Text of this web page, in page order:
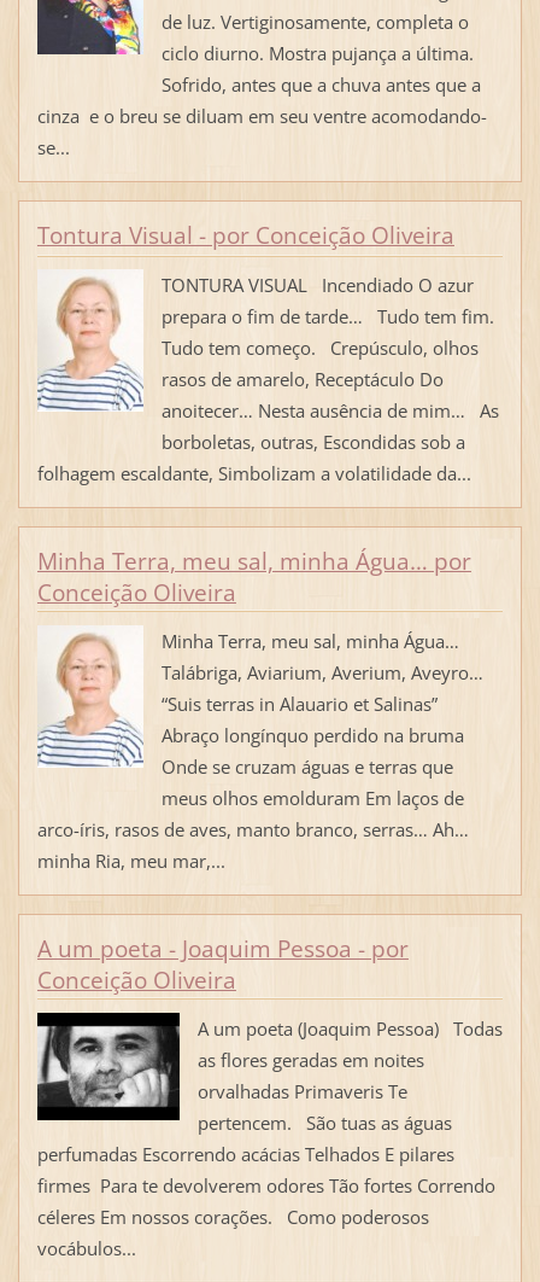
de luz. Vertiginosamente, completa o
ciclo diurno. Mostra pujança a última.
Sofrido, antes que a chuva antes que a
cinza e o breu se diluam em seu ventre acomodando-
se...
Tontura Visual - por Conceição Oliveira
TONTURA VISUAL Incendiado O azur
prepara o fim de tarde… Tudo tem fim.
Tudo tem começo. Crepúsculo, olhos
rasos de amarelo, Receptáculo Do
anoitecer… Nesta ausência de mim… As
borboletas, outras, Escondidas sob a
folhagem escaldante, Simbolizam a volatilidade da...
Minha Terra, meu sal, minha Água… por
Conceição Oliveira
Minha Terra, meu sal, minha Água…
Talábriga, Aviarium, Averium, Aveyro…
“Suis terras in Alauario et Salinas”
Abraço longínquo perdido na bruma
Onde se cruzam águas e terras que
meus olhos emolduram Em laços de
arco-íris, rasos de aves, manto branco, serras… Ah…
minha Ria, meu mar,...
A um poeta - Joaquim Pessoa - por
Conceição Oliveira
A um poeta (Joaquim Pessoa) Todas
as flores geradas em noites
orvalhadas Primaveris Te
pertencem. São tuas as águas
perfumadas Escorrendo acácias Telhados E pilares
firmes Para te devolverem odores Tão fortes Correndo
céleres Em nossos corações. Como poderosos
vocábulos...